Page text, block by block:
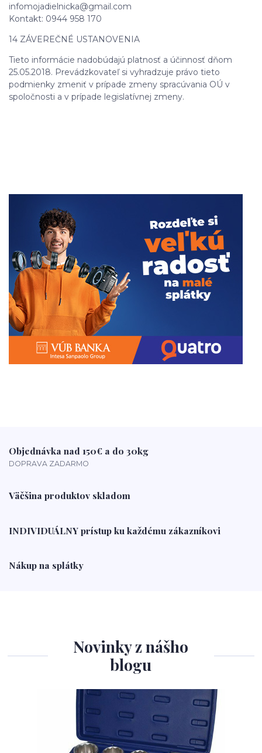
infomojadielnicka@gmail.com
Kontakt: 0944 958 170
14 ZÁVEREČNÉ USTANOVENIA
Tieto informácie nadobúdajú platnosť a účinnosť dňom
25.05.2018. Prevádzkovateľ si vyhradzuje právo tieto
podmienky zmeniť v prípade zmeny spracúvania OÚ v
spoločnosti a v prípade legislatívnej zmeny.
Objednávka nad 150€ a do 30kg
DOPRAVA ZADARMO
Väčšina produktov skladom
INDIVIDUÁLNY prístup ku každému zákazníkovi
Nákup na splátky
Novinky z nášho
blogu